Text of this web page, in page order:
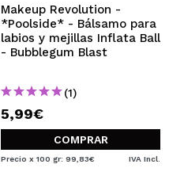
Makeup Revolution -
*Poolside* - Bálsamo para
labios y mejillas Inflata Ball
- Bubblegum Blast
(1)
5,99€
COMPRAR
Precio x 100 gr: 99,83€ IVA Incl.